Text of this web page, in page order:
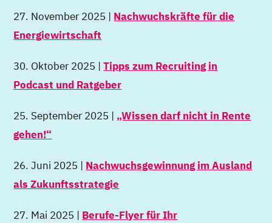
27. November 2025 | Nachwuchskräfte für die
Energiewirtschaft
30. Oktober 2025 |Tipps zum Recruiting in
Podcast und Ratgeber
25. September 2025 | „Wissen darf nicht in Rente
gehen!“
26. Juni 2025 | Nachwuchsgewinnung im Ausland
als Zukunftsstrategie
27. Mai 2025 | Berufe-Flyer für Ihr